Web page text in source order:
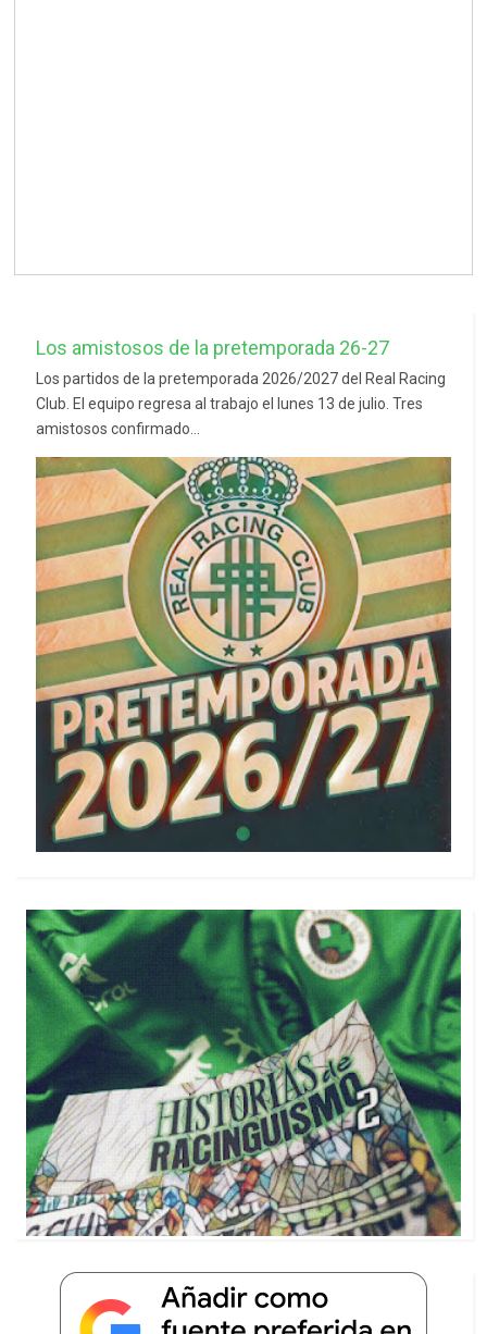
Los amistosos de la pretemporada 26-27
Los partidos de la pretemporada 2026/2027 del Real Racing
Club. El equipo regresa al trabajo el lunes 13 de julio. Tres
amistosos confirmado...